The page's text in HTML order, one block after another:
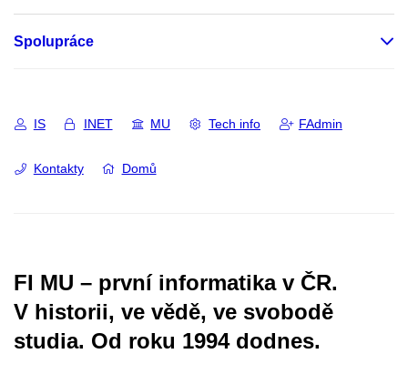
Spolupráce
IS INET MU Tech info FAdmin
Kontakty Domů
FI MU – první informatika v ČR.
V historii, ve vědě, ve svobodě
studia. Od roku 1994 dodnes.